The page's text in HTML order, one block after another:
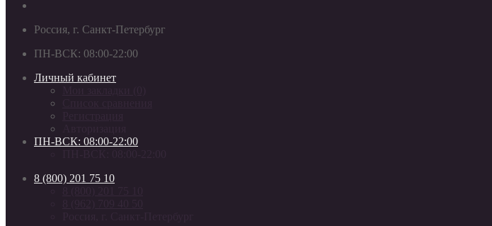
Россия, г. Санкт-Петербург
ПН-ВСК: 08:00-22:00
Личный кабинет
ПН-ВСК: 08:00-22:00
8 (800) 201 75 10